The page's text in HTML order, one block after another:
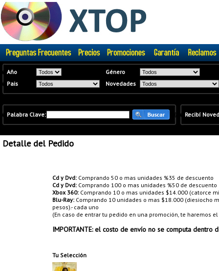
� Año
Género
� Pais Novedades
� Palabra Clave: � � Recibí
Detalle del Pedido
Cd y Dvd: Comprando 50 o mas unidades %35 de descuento
Cd y Dvd: Comprando 100 o mas unidades %50 de descuento
Xbox 360: Comprando 10 o mas unidades $14.000 (catorce
Blu-Ray: Comprando 10 unidades o mas $18.000 (diesiocho
pesos).- cada uno
(En caso de entrar tu pedido en una promoción, te haremos
IMPORTANTE: el costo de envío no se computa
Tu Selección